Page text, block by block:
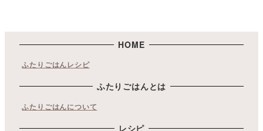
HOME
ふたりごはんレシピ
ふたりごはんとは
ふたりごはんについて
レシピ